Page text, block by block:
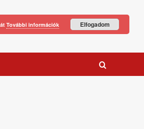
További információk Elfogadom